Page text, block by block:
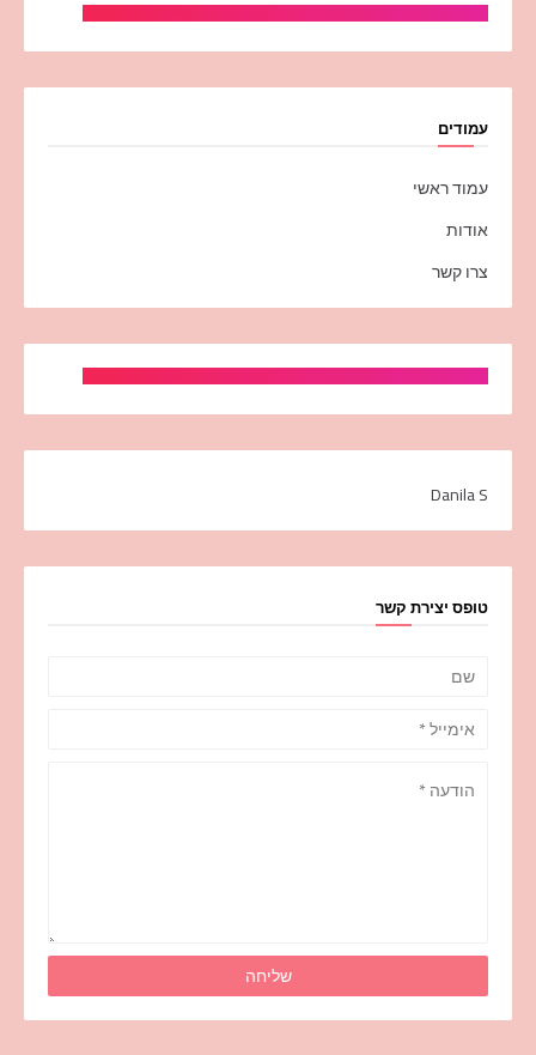
עמודים
עמוד ראשי
אודות
צרו קשר
Danila S
טופס יצירת קשר